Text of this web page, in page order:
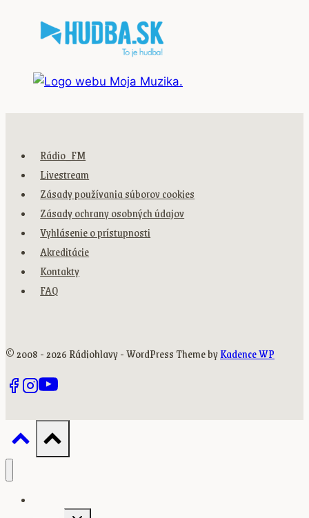
Rádio_FM
Livestream
Zásady používania súborov cookies
Zásady ochrany osobných údajov
Vyhlásenie o prístupnosti
Akreditácie
Kontakty
FAQ
© 2008 - 2026 Rádiohlavy - WordPress Theme byKadence WP
Toggle